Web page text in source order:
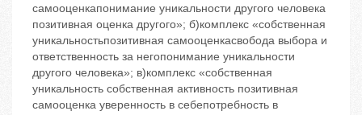
самооценка‬понимание уникальности другого человека
‬позитивная оценка другого»; б)комплекс «собственная
уникальность‬позитивная самооценка‬свобода выбора и
ответственность за него‬понимание уникальности
другого человека»; в)комплекс «собственная
уникальность ‬собственная активность ‬позитивная
самооценка ‬уверенность в себе‬потребность в